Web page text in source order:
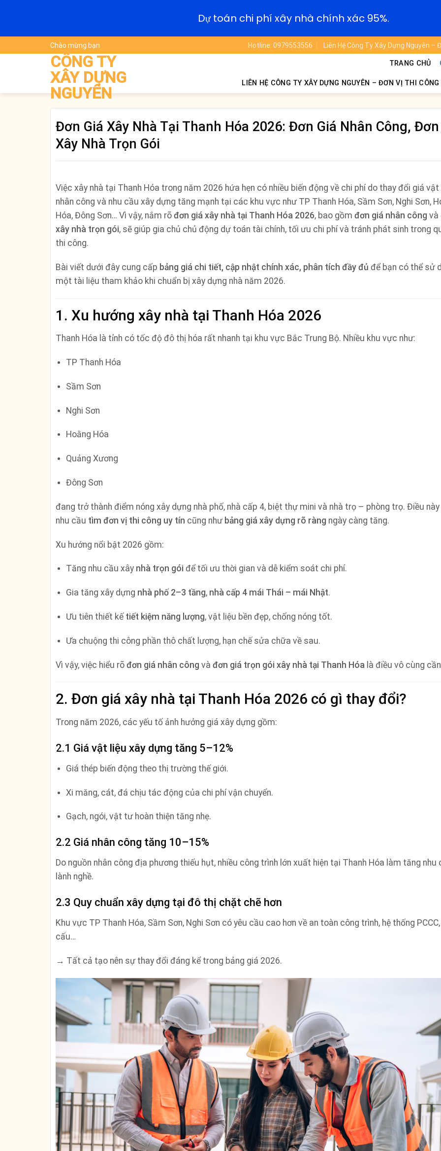
to
Chào mừng bạn Hotline: 0979553556 Liên Hệ Công Ty Xây Dựng Nguyên –
CÔNG TY
XÂY DỰNG
NGUYÊN
TRANG CHỦ
LIÊN HỆ CÔNG TY XÂY DỰNG NGUYÊN – ĐƠN VỊ THI
Đơn Giá Xây Nhà Tại Thanh Hóa 2026: Đơn Giá Nhân Công, Đơn
Xây Nhà Trọn Gói
Việc xây nhà tại Thanh Hóa trong năm 2026 hứa hẹn có nhiều biến động về chi phí do thay đổi giá vật
nhân công và nhu cầu xây dựng tăng mạnh tại các khu vực như TP Thanh Hóa, Sầm Sơn, Nghi Sơn,
Hóa, Đông Sơn… Vì vậy, nắm rõ đơn giá xây nhà tại Thanh Hóa 2026, bao gồm đơn giá nhân công và
xây nhà trọn gói, sẽ giúp gia chủ chủ động dự toán tài chính, tối ưu chi phí và tránh phát sinh trong
thi công.
Bài viết dưới đây cung cấp bảng giá chi tiết, cập nhật chính xác, phân tích đầy đủ để bạn có thể sử
một tài liệu tham khảo khi chuẩn bị xây dựng nhà năm 2026.
1. Xu hướng xây nhà tại Thanh Hóa 2026
Thanh Hóa là tỉnh có tốc độ đô thị hóa rất nhanh tại khu vực Bắc Trung Bộ. Nhiều khu vực như:
TP Thanh Hóa
Sầm Sơn
Nghi Sơn
Hoằng Hóa
Quảng Xương
Đông Sơn
đang trở thành điểm nóng xây dựng nhà phố, nhà cấp 4, biệt thự mini và nhà trọ – phòng trọ. Điều
nhu cầu tìm đơn vị thi công uy tín cũng như bảng giá xây dựng rõ ràng ngày càng tăng.
Xu hướng nổi bật 2026 gồm:
Tăng nhu cầu xây nhà trọn gói để tối ưu thời gian và dễ kiểm soát chi phí.
Gia tăng xây dựng nhà phố 2–3 tầng, nhà cấp 4 mái Thái – mái Nhật.
Ưu tiên thiết kế tiết kiệm năng lượng, vật liệu bền đẹp, chống nóng tốt.
Ưa chuộng thi công phần thô chất lượng, hạn chế sửa chữa về sau.
Vì vậy, việc hiểu rõ đơn giá nhân công và đơn giá trọn gói xây nhà tại Thanh Hóa là điều vô cùng
2. Đơn giá xây nhà tại Thanh Hóa 2026 có gì thay đổi?
Trong năm 2026, các yếu tố ảnh hưởng giá xây dựng gồm:
2.1 Giá vật liệu xây dựng tăng 5–12%
Giá thép biến động theo thị trường thế giới.
Xi măng, cát, đá chịu tác động của chi phí vận chuyển.
Gạch, ngói, vật tư hoàn thiện tăng nhẹ.
2.2 Giá nhân công tăng 10–15%
Do nguồn nhân công địa phương thiếu hụt, nhiều công trình lớn xuất hiện tại Thanh Hóa làm tăng nhu
lành nghề.
2.3 Quy chuẩn xây dựng tại đô thị chặt chẽ hơn
Khu vực TP Thanh Hóa, Sầm Sơn, Nghi Sơn có yêu cầu cao hơn về an toàn công trình, hệ thống
cấu…
→ Tất cả tạo nên sự thay đổi đáng kể trong bảng giá 2026.
Dự toán chi phí xây nhà chính xác 95%.